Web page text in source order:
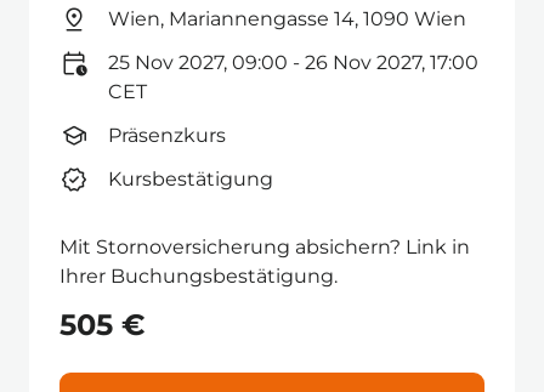
Wien, Mariannengasse 14, 1090 Wien
25 Nov 2027, 09:00 - 26 Nov 2027, 17:00
CET
Präsenzkurs
Kursbestätigung
Mit Stornoversicherung absichern? Link in
Ihrer Buchungsbestätigung.
505 €